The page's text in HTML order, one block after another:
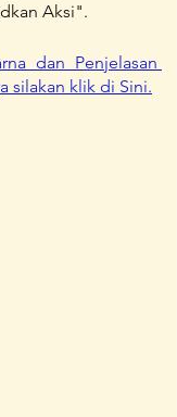
Aksi".
dan Penjelasan
silakan klik di Sini.